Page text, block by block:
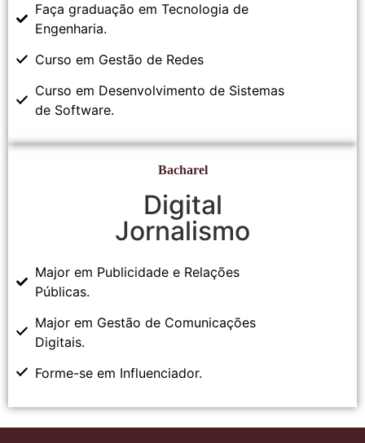
Faça graduação em Tecnologia de
Engenharia.
Curso em Gestão de Redes
Curso em Desenvolvimento de Sistemas
de Software.
Bacharel
Digital
Jornalismo
Major em Publicidade e Relações
Públicas.
Major em Gestão de Comunicações
Digitais.
Forme-se em Influenciador.